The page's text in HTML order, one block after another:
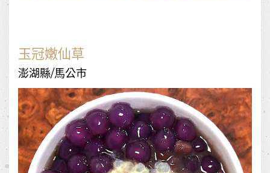
玉冠嫩仙草
澎湖縣/馬公市